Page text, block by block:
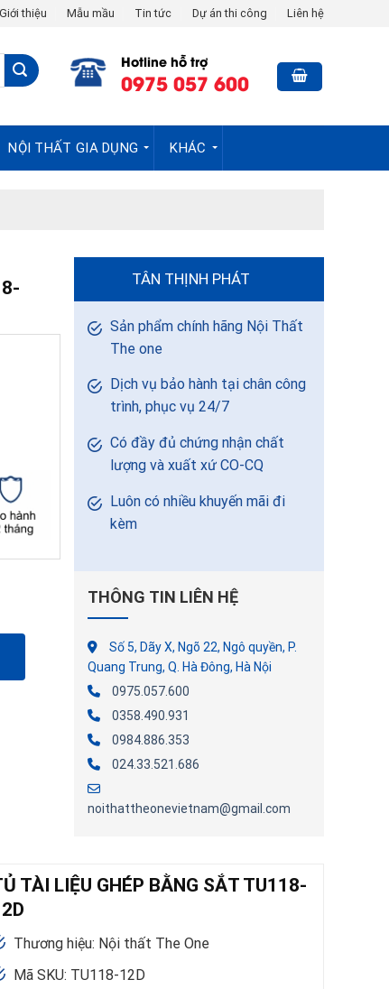
Giới thiệu Mẫu mầu Tin tức Dự án thi công Liên hệ
Hotline hỗ trợ
0975 057 600
NỘI THẤT GIA DỤNG KHÁC
TÂN THỊNH PHÁT
Sản phẩm chính hãng Nội Thất
The one
Dịch vụ bảo hành tại chân công
trình, phục vụ 24/7
Có đầy đủ chứng nhận chất
lượng và xuất xứ CO-CQ
Luôn có nhiều khuyến mãi đi
kèm
THÔNG TIN LIÊN HỆ
Số 5, Dãy X, Ngõ 22, Ngô quyền, P.
Quang Trung, Q. Hà Đông, Hà Nội
0975.057.600
0358.490.931
0984.886.353
024.33.521.686
noithattheonevietnam@gmail.com
TÀI LIỆU GHÉP BẰNG SẮT TU118-
Thương hiệu: Nội thất The One
Mã SKU: TU118-12D